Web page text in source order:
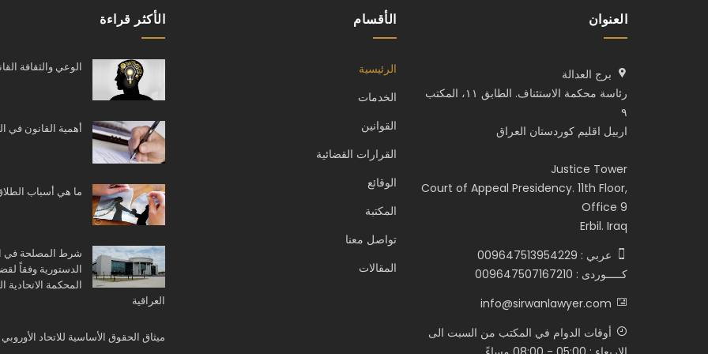
العنوان
برج العدالة
رئاسة محكمة الاستئناف. الطابق ١١، المكتب
٩
اربيل اقليم كوردستان العراق
Justice Tower
Court of Appeal Presidency. 11th Floor,
Office 9
Erbil. Iraq
عربي : 009647513954229
كـــــوردى : 009647507167210
info@sirwanlawyer.com
أوقات الدوام في المكتب من السبت الى
الأقسام
الرئيسية
الخدمات
القوانين
القرارات القضائية
الوقائع
المكتبة
تواصل معنا
المقالات
الأكثر قراءة
الوعي والثقافة
أهمية القانون في
ما هي أسباب
شرط المصلحة في
الدستورية وفقاً
المحكمة الاتحادية
العراقية
ميثاق الحقوق الأساسية للاتحاد الأوروبي